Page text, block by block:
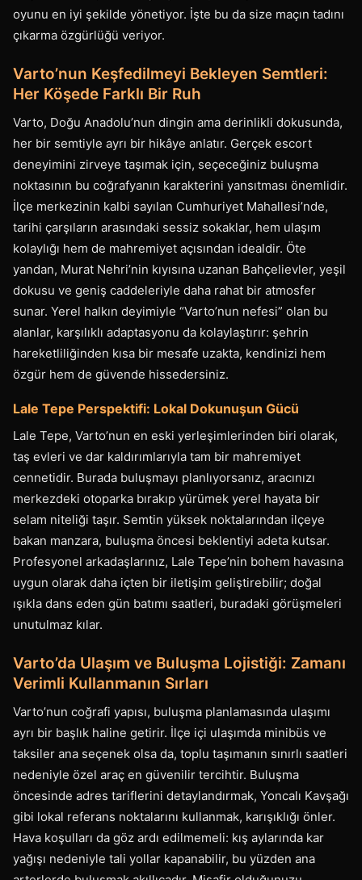
oyunu en iyi şekilde yönetiyor. İşte bu da size maçın tadını
çıkarma özgürlüğü veriyor.
Varto’nun Keşfedilmeyi Bekleyen Semtleri:
Her Köşede Farklı Bir Ruh
Varto, Doğu Anadolu’nun dingin ama derinlikli dokusunda,
her bir semtiyle ayrı bir hikâye anlatır. Gerçek escort
deneyimini zirveye taşımak için, seçeceğiniz buluşma
noktasının bu coğrafyanın karakterini yansıtması önemlidir.
İlçe merkezinin kalbi sayılan Cumhuriyet Mahallesi’nde,
tarihi çarşıların arasındaki sessiz sokaklar, hem ulaşım
kolaylığı hem de mahremiyet açısından idealdir. Öte
yandan, Murat Nehri’nin kıyısına uzanan Bahçelievler, yeşil
dokusu ve geniş caddeleriyle daha rahat bir atmosfer
sunar. Yerel halkın deyimiyle “Varto’nun nefesi” olan bu
alanlar, karşılıklı adaptasyonu da kolaylaştırır: şehrin
hareketliliğinden kısa bir mesafe uzakta, kendinizi hem
özgür hem de güvende hissedersiniz.
Lale Tepe Perspektifi: Lokal Dokunuşun Gücü
Lale Tepe, Varto’nun en eski yerleşimlerinden biri olarak,
taş evleri ve dar kaldırımlarıyla tam bir mahremiyet
cennetidir. Burada buluşmayı planlıyorsanız, aracınızı
merkezdeki otoparka bırakıp yürümek yerel hayata bir
selam niteliği taşır. Semtin yüksek noktalarından ilçeye
bakan manzara, buluşma öncesi beklentiyi adeta kutsar.
Profesyonel arkadaşlarınız, Lale Tepe’nin bohem havasına
uygun olarak daha içten bir iletişim geliştirebilir; doğal
ışıkla dans eden gün batımı saatleri, buradaki görüşmeleri
unutulmaz kılar.
Varto’da Ulaşım ve Buluşma Lojistiği: Zamanı
Verimli Kullanmanın Sırları
Varto’nun coğrafi yapısı, buluşma planlamasında ulaşımı
ayrı bir başlık haline getirir. İlçe içi ulaşımda minibüs ve
taksiler ana seçenek olsa da, toplu taşımanın sınırlı saatleri
nedeniyle özel araç en güvenilir tercihtir. Buluşma
öncesinde adres tariflerini detaylandırmak, Yoncalı Kavşağı
gibi lokal referans noktalarını kullanmak, karışıklığı önler.
Hava koşulları da göz ardı edilmemeli: kış aylarında kar
yağışı nedeniyle tali yollar kapanabilir, bu yüzden ana